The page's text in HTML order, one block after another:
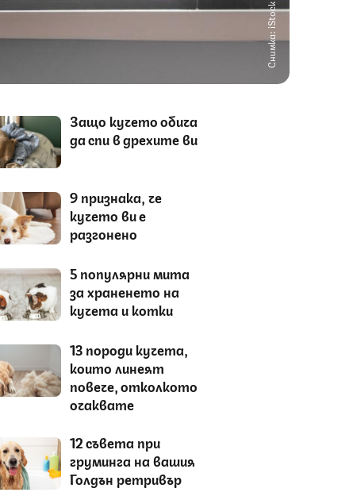
Снимка: iStock
Защо кучето обича
да спи в дрехите ви
9 признака, че
кучето ви е
разгонено
5 популярни мита
за храненето на
кучета и котки
13 породи кучета,
които линеят
повече, отколкото
очаквате
12 съвета при
груминга на вашия
Голдън ретривър